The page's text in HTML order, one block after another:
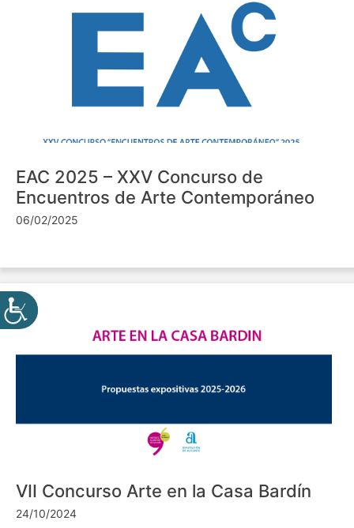
EAC 2025 – XXV Concurso de
Encuentros de Arte Contemporáneo
06/02/2025
VII Concurso Arte en la Casa Bardín
24/10/2024